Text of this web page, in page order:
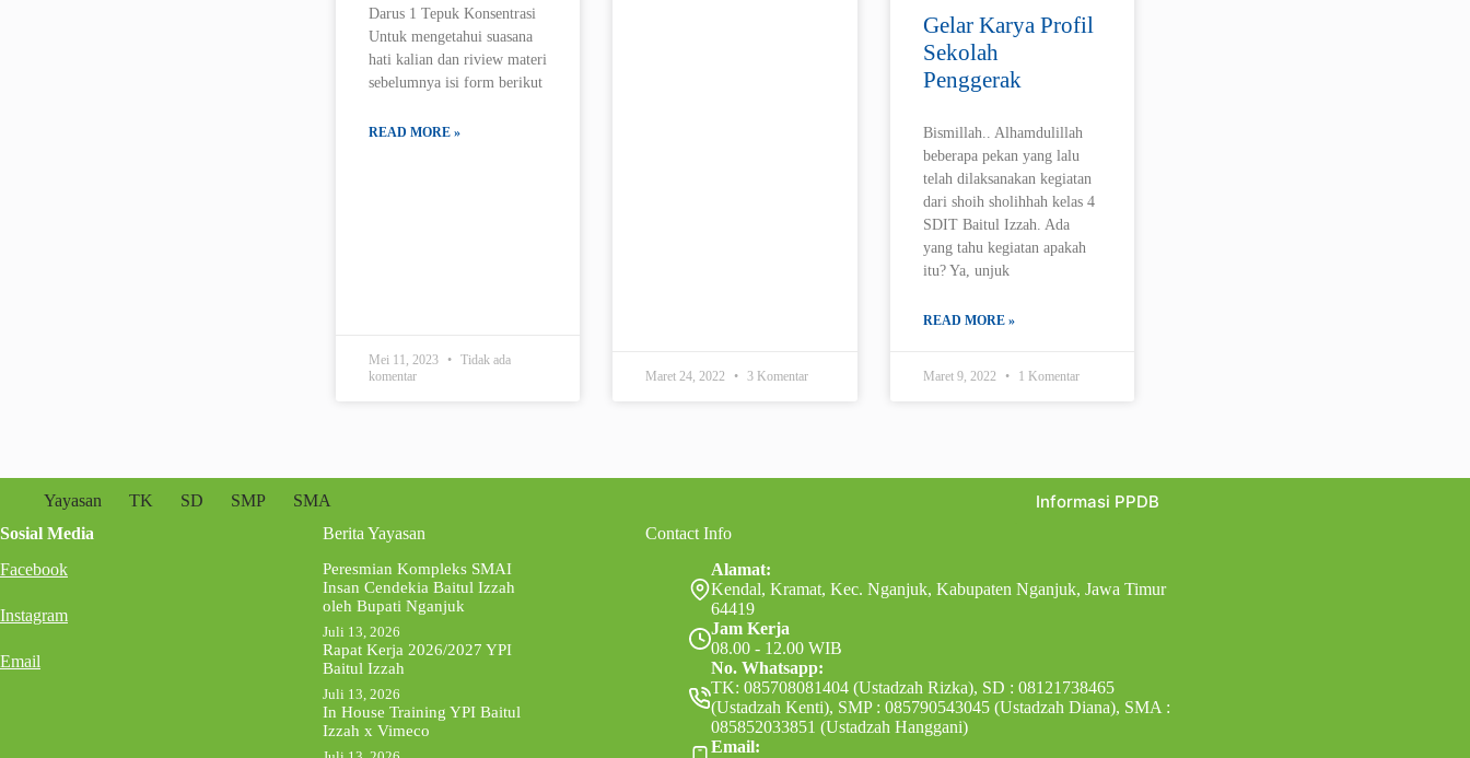
Darus 1 Tepuk Konsentrasi
Untuk mengetahui suasana
hati kalian dan riview materi
sebelumnya isi form berikut
READ MORE »
Mei 11, 2023
Tidak ada
komentar
Maret 24, 2022 3 Komentar
Gelar Karya Profil
Sekolah
Penggerak
Bismillah.. Alhamdulillah
beberapa pekan yang lalu
telah dilaksanakan kegiatan
dari shoih sholihhah kelas 4
SDIT Baitul Izzah. Ada
yang tahu kegiatan apakah
itu? Ya, unjuk
READ MORE »
Maret 9, 2022 1 Komentar
Yayasan TK SD SMP SMA Informasi PPDB
Sosial Media
Facebook
Instagram
Email
Berita Yayasan
Peresmian Kompleks SMAI
Insan Cendekia Baitul Izzah
oleh Bupati Nganjuk
Juli 13, 2026
Rapat Kerja 2026/2027 YPI
Baitul Izzah
Juli 13, 2026
In House Training YPI Baitul
Izzah x Vimeco
Contact Info
Alamat:
Kendal, Kramat, Kec. Nganjuk, Kabupaten Nganjuk, Jawa Timur
64419
Jam Kerja
08.00 - 12.00 WIB
No. Whatsapp:
TK: 085708081404 (Ustadzah Rizka), SD : 08121738465
(Ustadzah Kenti), SMP : 085790543045 (Ustadzah Diana), SMA :
085852033851 (Ustadzah Hanggani)
Email: